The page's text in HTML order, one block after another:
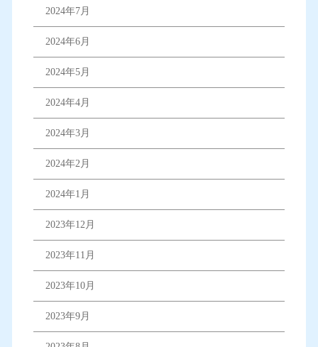
2024年7月
2024年6月
2024年5月
2024年4月
2024年3月
2024年2月
2024年1月
2023年12月
2023年11月
2023年10月
2023年9月